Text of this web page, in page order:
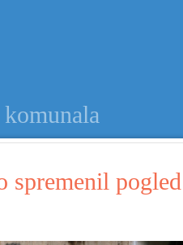
spremenil pogled